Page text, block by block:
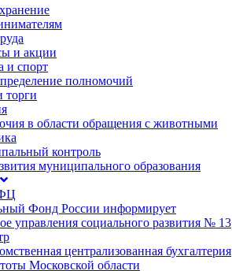
и акции
и спорт
полномочий
торги
в области обращения с животными
контроль
муниципального образования
Фонд России информирует
управления социального развития № 13
централизованная бухгалтерия
Московской области